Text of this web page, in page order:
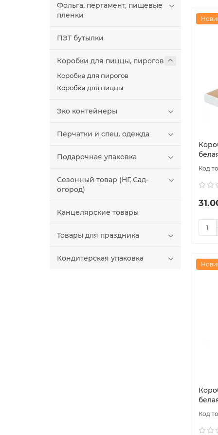
Фольга, пергамент, пищевые
пленки
ПЭТ бутылки
Коробки для пиццы, пирогов
Коробка для пирогов
Коробка для пиццы
Эко контейнеры
Перчатки и спец. одежда
Подарочная упаковка
Сезонный товар (НГ, Сад-
огород)
Канцелярские товары
Товары для праздника
Кондитерская упаковка